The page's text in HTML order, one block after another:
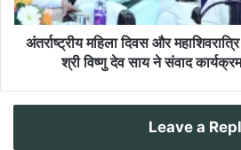
अंतर्राष्ट्रीय महिला दिवस और
श्री विष्णु देव साय ने संवाद
Leave a